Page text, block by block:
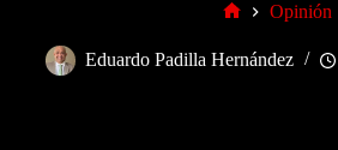
Opinión
Eduardo Padilla Hernández